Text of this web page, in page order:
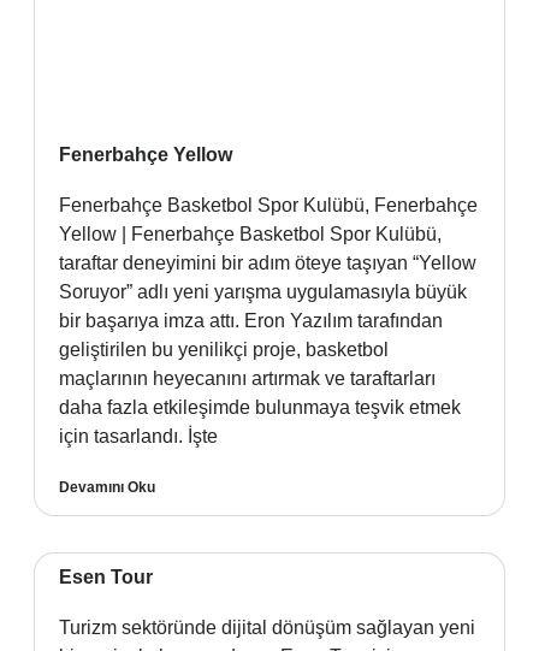
Fenerbahçe Yellow
Fenerbahçe Basketbol Spor Kulübü, Fenerbahçe
Yellow | Fenerbahçe Basketbol Spor Kulübü,
taraftar deneyimini bir adım öteye taşıyan “Yellow
Soruyor” adlı yeni yarışma uygulamasıyla büyük
bir başarıya imza attı. Eron Yazılım tarafından
geliştirilen bu yenilikçi proje, basketbol
maçlarının heyecanını artırmak ve taraftarları
daha fazla etkileşimde bulunmaya teşvik etmek
için tasarlandı. İşte
Devamını Oku
Esen Tour
Turizm sektöründe dijital dönüşüm sağlayan yeni